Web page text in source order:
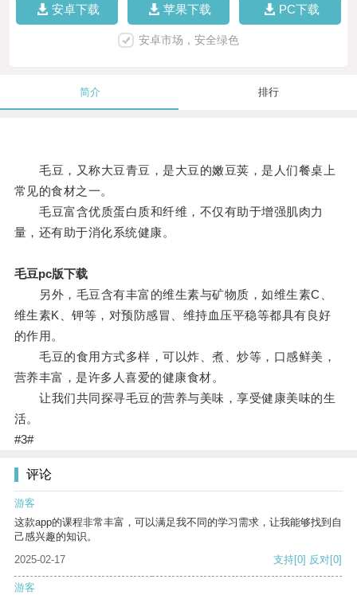
安卓下载 苹果下载 PC下载
安卓市场，安全绿色
简介 排行
毛豆，又称大豆青豆，是大豆的嫩豆荚，是人们餐桌上
常见的食材之一。
毛豆富含优质蛋白质和纤维，不仅有助于增强肌肉力
量，还有助于消化系统健康。
毛豆pc版下载
另外，毛豆含有丰富的维生素与矿物质，如维生素C、
维生素K、钾等，对预防感冒、维持血压平稳等都具有良好
的作用。
毛豆的食用方式多样，可以炸、煮、炒等，口感鲜美，
营养丰富，是许多人喜爱的健康食材。
让我们共同探寻毛豆的营养与美味，享受健康美味的生
活。
#3#
评论
游客
这款app的课程非常丰富，可以满足我不同的学习需求，让我能够找到自
己感兴趣的知识。
2025-02-17
支持[0] 反对[0]
游客